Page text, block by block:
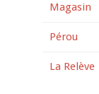
Magasin
Pérou
La Relève